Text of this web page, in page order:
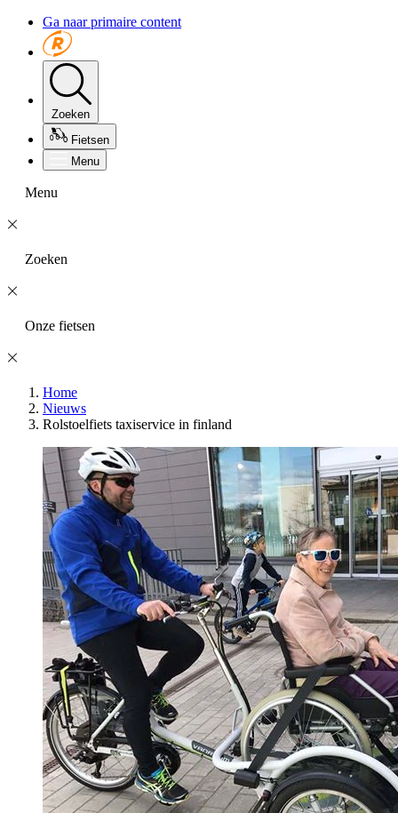
Ga naar primaire content
Zoeken
Fietsen
Menu
Menu
Zoeken
Onze fietsen
Home
Nieuws
Rolstoelfiets taxiservice in finland